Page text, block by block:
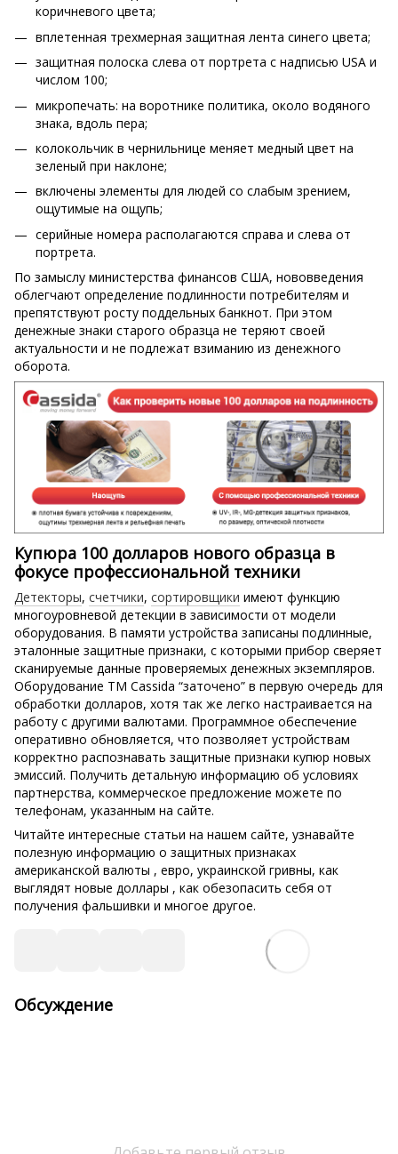
коричневого цвета;
вплетенная трехмерная защитная лента синего цвета;
защитная полоска слева от портрета с надписью USA и
числом 100;
микропечать: на воротнике политика, около водяного
знака, вдоль пера;
колокольчик в чернильнице меняет медный цвет на
зеленый при наклоне;
включены элементы для людей со слабым зрением,
ощутимые на ощупь;
серийные номера располагаются справа и слева от
портрета.
По замыслу министерства финансов США, нововведения
облегчают определение подлинности потребителям и
препятствуют росту поддельных банкнот. При этом
денежные знаки старого образца не теряют своей
актуальности и не подлежат взиманию из денежного
оборота.
Купюра 100 долларов нового образца в
фокусе профессиональной техники
Детекторы, счетчики, сортировщики имеют функцию
многоуровневой детекции в зависимости от модели
оборудования. В памяти устройства записаны подлинные,
эталонные защитные признаки, с которыми прибор сверяет
сканируемые данные проверяемых денежных экземпляров.
Оборудование ТМ Cassida “заточено” в первую очередь для
обработки долларов, хотя так же легко настраивается на
работу с другими валютами. Программное обеспечение
оперативно обновляется, что позволяет устройствам
корректно распознавать защитные признаки купюр новых
эмиссий. Получить детальную информацию об условиях
партнерства, коммерческое предложение можете по
телефонам, указанным на сайте.
Читайте интересные статьи на нашем сайте, узнавайте
полезную информацию о защитных признаках
американской валюты , евро, украинской гривны, как
выглядят новые доллары , как обезопасить себя от
получения фальшивки и многое другое.
Обсуждение